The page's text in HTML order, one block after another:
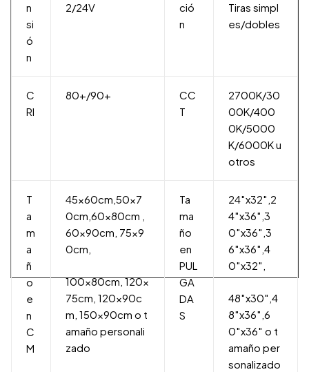
n
si
ó
n
2/24V
ció
n
Tiras simpl
es/dobles
C
RI
80+/90+
CC
T
2700K/30
00K/400
0K/5000
K/6000K u
otros
T
a
m
a
ñ
o
e
n
C
M
45x60cm,50x7
0cm,60x80cm ,
60x90cm, 75x9
0cm,
100x80cm, 120x
75cm, 120x90c
m, 150x90cm o t
amaño personali
zado
Ta
ma
ño
en
PUL
GA
DA
S
24″x32″,2
4″x36″,3
0″x36″,3
6″x36″,4
0″x32″,
48″x30″,4
8″x36″,6
0″x36″ o t
amaño per
sonalizado